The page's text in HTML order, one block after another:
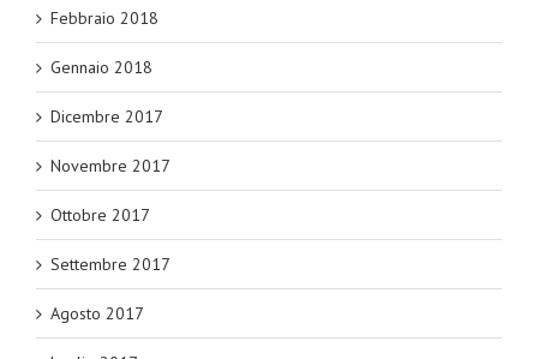
Febbraio 2018
Gennaio 2018
Dicembre 2017
Novembre 2017
Ottobre 2017
Settembre 2017
Agosto 2017